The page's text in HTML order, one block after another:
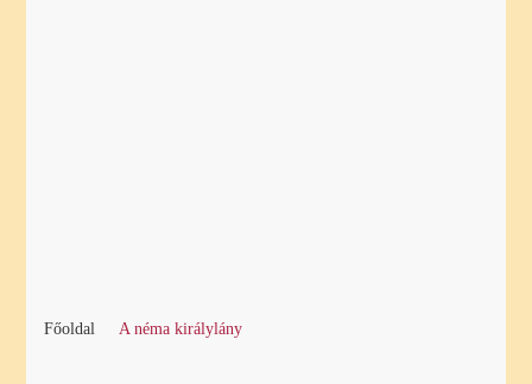
Főoldal A néma királylány